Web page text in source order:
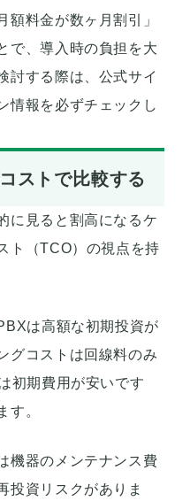
額料金が数ヶ月割引」
で、導入時の負担を大
討する際は、公式サイ
情報を必ずチェックし
ストで比較する
に見ると割高になるケ
ト（TCO）の視点を持
は高額な初期投資が
グコストは回線料のみ
初期費用が安いです
す。
機器のメンテナンス費
投資リスクがありま